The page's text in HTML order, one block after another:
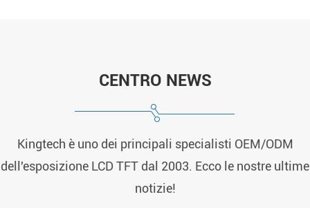
CENTRO NEWS
Kingtech è uno dei principali specialisti OEM/ODM
dell'esposizione LCD TFT dal 2003. Ecco le nostre ultime
notizie!